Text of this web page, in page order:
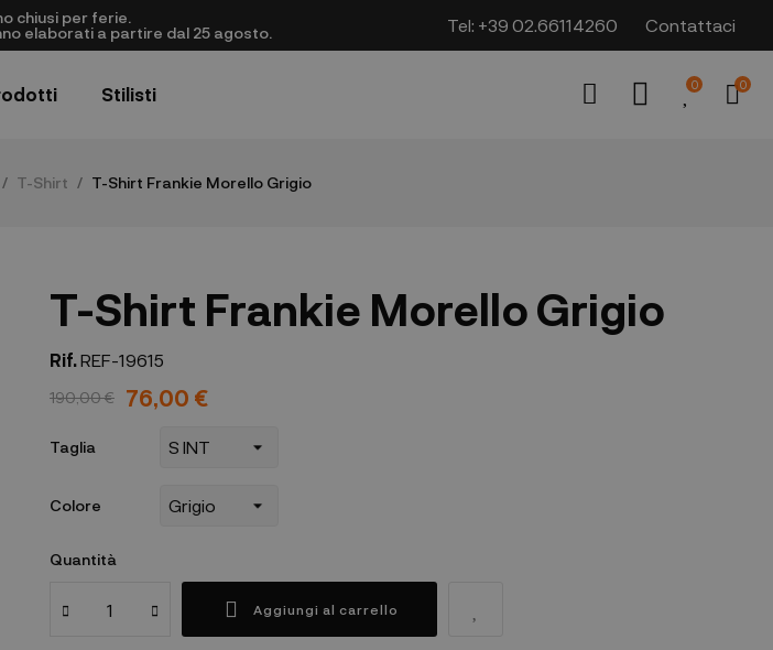
chiusi per ferie.
elaborati a partire dal 25 agosto.
Tel: +39 02.66114260 Contattaci
Stilisti 0 0
T-Shirt T-Shirt Frankie Morello Grigio
T-Shirt Frankie Morello Grigio
Rif.REF-19615
190,00 € 76,00 €
Taglia
Colore
Quantità
Aggiungi al carrello